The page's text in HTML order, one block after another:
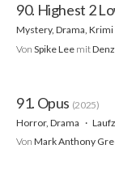
90. Highest 2
Mystery, Drama, Krimi
Von Spike Lee mit
91. Opus (2025)
Horror, Drama
Von Mark Anthony